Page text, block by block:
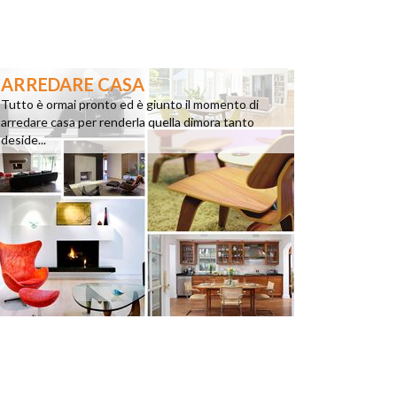
ARREDARE CASA
Tutto è ormai pronto ed è giunto il momento di
arredare casa per renderla quella dimora tanto
deside...